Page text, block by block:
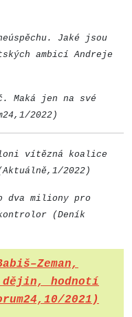
Jaké jsou
ambicí Andreje
Maká jen na své
2022)
loni vítězná koalice
2022)
dva miliony pro
(Deník
hodnotí
2021)